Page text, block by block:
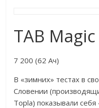
TAB Magic
7 200 (62 Ач)
В «зимних» тестах в
Словении
Topla) показывали